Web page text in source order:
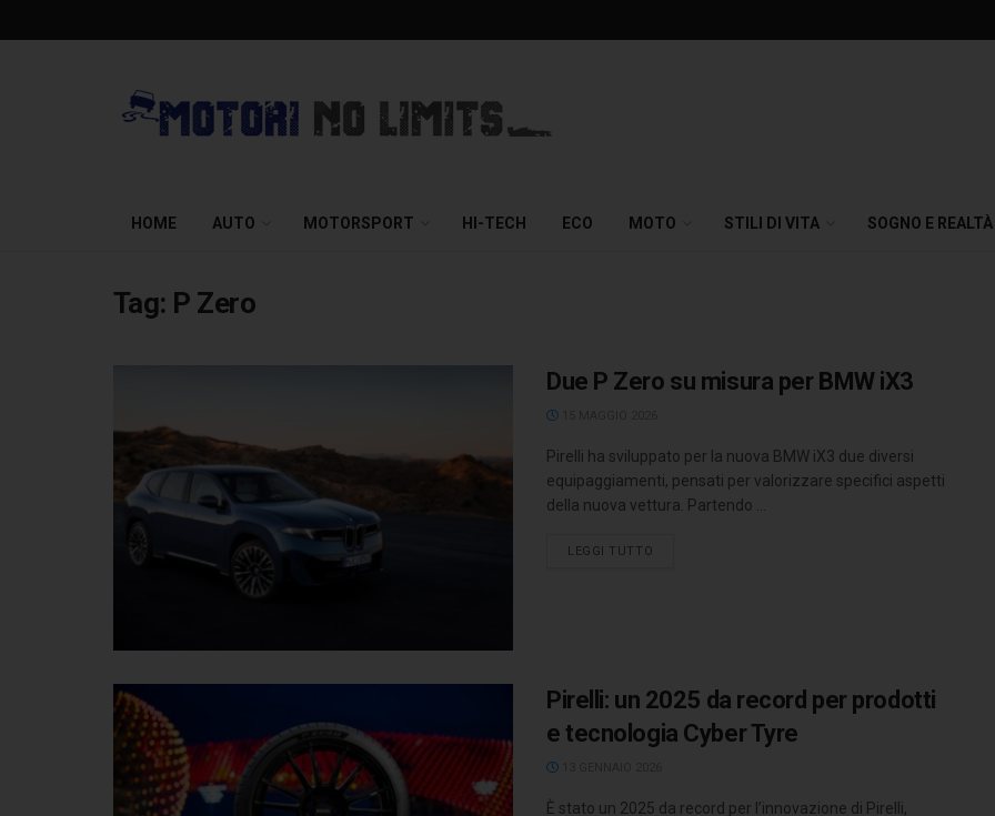
HOME AUTO MOTORSPORT HI-TECH ECO MOTO STILI DI VITA SOGNO E REALTÀ
Tag: P Zero
Due P Zero su misura per BMW iX3
Pirelli ha sviluppato per la nuova BMW iX3 due diversi
equipaggiamenti, pensati per valorizzare specifici aspetti
della nuova vettura. Partendo ...
LEGGI TUTTO
Pirelli: un 2025 da record per prodotti
e tecnologia Cyber Tyre
È stato un 2025 da record per l’innovazione di Pirelli,